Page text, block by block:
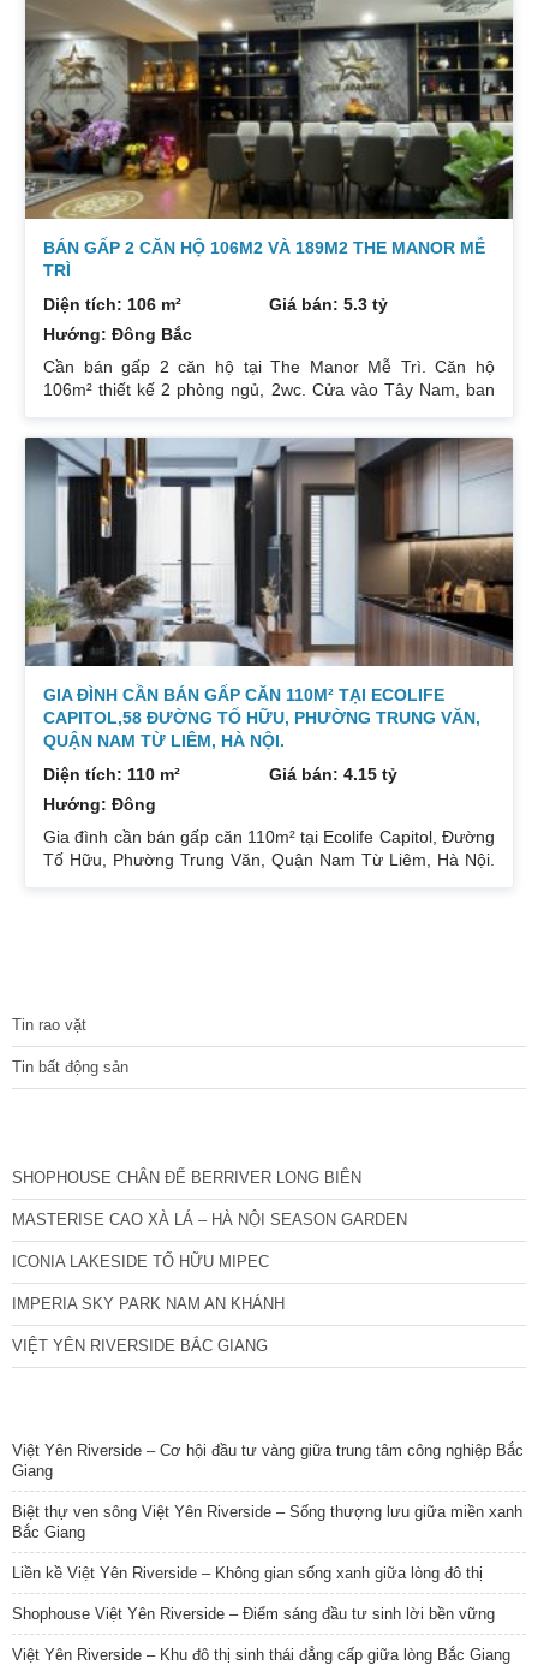
ban công: Đông Nam. Nội thất: Nhà full đồ đẹp, Có sổ. Giá:
3 tỷ 250. Diện tích: 86 m². Phòng ngủ: 2PN 2WC. Hướng
ban công: Tây tứ trạch. Nội thất: Nhà full đồ. Có sổ. Giá: 4
tỷ.
BÁN GẤP 2 CĂN HỘ 106M2 VÀ 189M2 THE MANOR MỄ
TRÌ
Diện tích: 106 m²
Giá bán: 5.3 tỷ
Hướng: Đông Bắc
Cần bán gấp 2 căn hộ tại The Manor Mễ Trì. Căn hộ
106m² thiết kế 2 phòng ngủ, 2wc. Cửa vào Tây Nam, ban
189m² thiết kế 3 phòng ngủ, 2wc, 2 gác xép. Nhà đang ở.
Giá bán 7,4 tỷ. Cả 2 căn chủ nhà đều để lại toàn bộ nội
thất. Xem nhà liên hệ: 0832133366
GIA ĐÌNH CẦN BÁN GẤP CĂN 110M² TẠI ECOLIFE
CAPITOL,58 ĐƯỜNG TỐ HỮU, PHƯỜNG TRUNG VĂN,
QUẬN NAM TỪ LIÊM, HÀ NỘI.
Diện tích: 110 m²
Giá bán: 4.15 tỷ
Hướng: Đông
Gia đình cần bán gấp căn 110m² tại Ecolife Capitol, Đường
Tố Hữu, Phường Trung Văn, Quận Nam Từ Liêm, Hà Nội.
Tin rao vặt
Tin bất động sản
SHOPHOUSE CHÂN ĐẾ BERRIVER LONG BIÊN
MASTERISE CAO XÀ LÁ – HÀ NỘI SEASON GARDEN
ICONIA LAKESIDE TỐ HỮU MIPEC
IMPERIA SKY PARK NAM AN KHÁNH
VIỆT YÊN RIVERSIDE BẮC GIANG
Việt Yên Riverside – Cơ hội đầu tư vàng giữa trung tâm công nghiệp Bắc
Giang
Biệt thự ven sông Việt Yên Riverside – Sống thượng lưu giữa miền xanh
Bắc Giang
Liền kề Việt Yên Riverside – Không gian sống xanh giữa lòng đô thị
Shophouse Việt Yên Riverside – Điểm sáng đầu tư sinh lời bền vững
Việt Yên Riverside – Khu đô thị sinh thái đẳng cấp giữa lòng Bắc Giang